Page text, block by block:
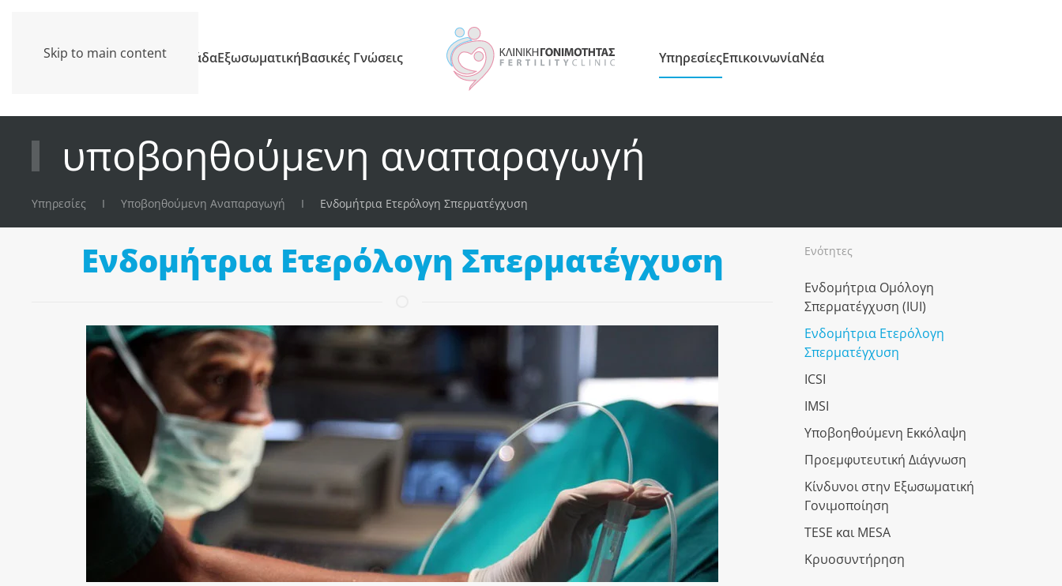
Skip to main content
Κλινική ΟμάδαΕξωσωματικήΒασικές Γνώσεις ΥπηρεσίεςΕπικοινωνίαΝέα
υποβοηθούμενη αναπαραγωγή
Υπηρεσίες Υποβοηθούμενη Αναπαραγωγή Ενδομήτρια Ετερόλογη Σπερματέγχυση
Ενδομήτρια Ετερόλογη Σπερματέγχυση Ενότητες
Ενδομήτρια Ομόλογη
Σπερματέγχυση (ΙUI)
Ενδομήτρια Ετερόλογη
Σπερματέγχυση
ICSI
IMSI
Υποβοηθούμενη Εκκόλαψη
Προεμφυτευτική Διάγνωση
Κίνδυνοι στην Εξωσωματική
Γονιμοποίηση
TESE και MESA
Κρυοσυντήρηση